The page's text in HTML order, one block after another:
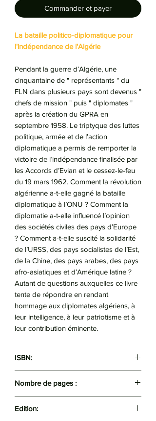
Commander et payer
La bataille politico-diplomatique pour
l'indépendance de l'Algérie
Pendant la guerre d’Algérie, une
cinquantaine de " représentants " du
FLN dans plusieurs pays sont devenus "
chefs de mission " puis " diplomates "
après la création du GPRA en
septembre 1958. Le triptyque des luttes
politique, armée et de l’action
diplomatique a permis de remporter la
victoire de l’indépendance finalisée par
les Accords d’Evian et le cessez-le-feu
du 19 mars 1962. Comment la révolution
algérienne a-t-elle gagné la bataille
diplomatique à l’ONU ? Comment la
diplomatie a-t-elle influencé l’opinion
des sociétés civiles des pays d’Europe
? Comment a-t-elle suscité la solidarité
de l’URSS, des pays socialistes de l’Est,
de la Chine, des pays arabes, des pays
afro-asiatiques et d’Amérique latine ?
Autant de questions auxquelles ce livre
tente de répondre en rendant
hommage aux diplomates algériens, à
leur intelligence, à leur patriotisme et à
leur contribution éminente.
ISBN:
Nombre de pages :
Edition: